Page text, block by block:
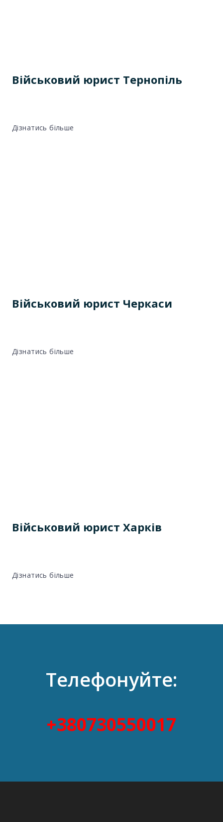
Військовий юрист Тернопіль
Дізнатись більше
Військовий юрист Черкаси
Дізнатись більше
Військовий юрист Харків
Дізнатись більше
Телефонуйте:
+380730550017